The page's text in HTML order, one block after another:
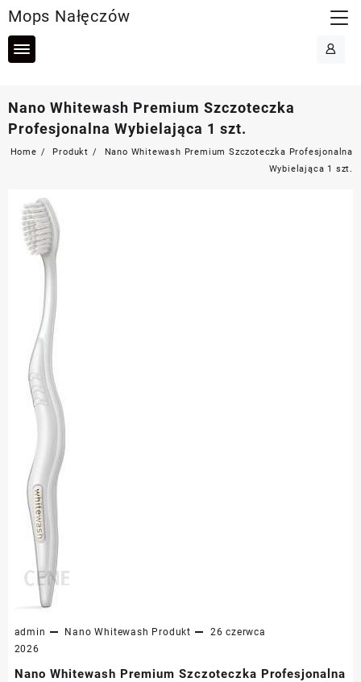
to
content
Mops Nałęczów
Nano Whitewash Premium Szczoteczka
Profesjonalna Wybielająca 1 szt.
Home Produkt
Nano Whitewash Premium Szczoteczka Profesjonalna
Wybielająca 1 szt.
admin Nano Whitewash Produkt
26 czerwca
2026
Nano Whitewash Premium Szczoteczka Profesjonalna